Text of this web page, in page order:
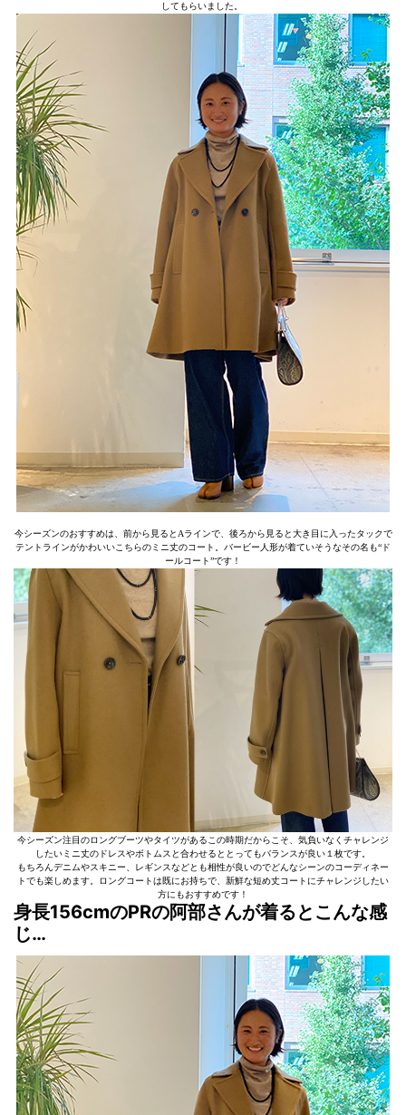
してもらいました。
今シーズンのおすすめは、前から見るとAラインで、後ろから見ると大き目に入ったタックで
テントラインがかわいいこちらのミニ丈のコート。バービー人形が着ていそうなその名も“ド
ールコート”です！
今シーズン注目のロングブーツやタイツがあるこの時期だからこそ、気負いなくチャレンジ
したいミニ丈のドレスやボトムスと合わせるととってもバランスが良い１枚です。
もちろんデニムやスキニー、レギンスなどとも相性が良いのでどんなシーンのコーディネー
トでも楽しめます。ロングコートは既にお持ちで、新鮮な短め丈コートにチャレンジしたい
方にもおすすめです！
身長156cmのPRの阿部さんが着るとこんな感
じ…